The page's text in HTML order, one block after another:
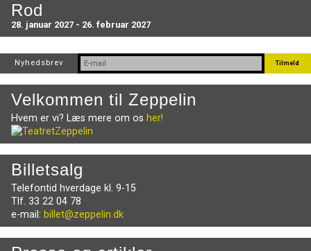
Rod
28. januar 2027 - 26. februar 2027
Nyhedsbrev
Velkommen til Zeppelin
Hvem er vi? Læs mere om os her!
Billetsalg
Telefontid hverdage kl. 9-15
Tlf. 33 22 04 78
e-mail: billet@zeppelin.dk